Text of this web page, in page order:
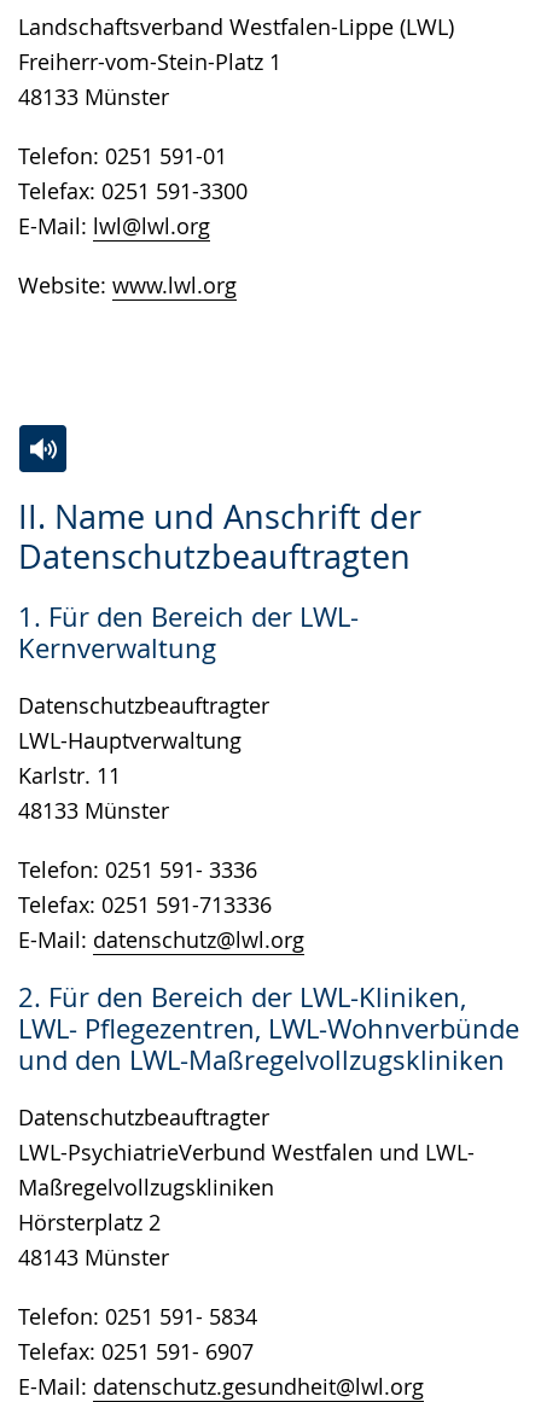
Landschaftsverband Westfalen-Lippe (LWL)
Freiherr-vom-Stein-Platz 1
48133 Münster
Telefon: 0251 591-01
Telefax: 0251 591-3300
E-Mail: lwl@lwl.org
Website: www.lwl.org
II. Name und Anschrift der
Datenschutzbeauftragten
1. Für den Bereich der LWL-
Kernverwaltung
Datenschutzbeauftragter
LWL-Hauptverwaltung
Karlstr. 11
48133 Münster
Telefon: 0251 591- 3336
Telefax: 0251 591-713336
E-Mail: datenschutz@lwl.org
2. Für den Bereich der LWL-Kliniken,
LWL- Pflegezentren, LWL-Wohnverbünde
und den LWL-Maßregelvollzugskliniken
Datenschutzbeauftragter
LWL-PsychiatrieVerbund Westfalen und LWL-
Maßregelvollzugskliniken
Hörsterplatz 2
48143 Münster
Telefon: 0251 591- 5834
Telefax: 0251 591- 6907
E-Mail: datenschutz.gesundheit@lwl.org
Leichten
Sprache
Audio-
Unterstützung.
Video
in
Gebärdensprache
wird
angezeigt.